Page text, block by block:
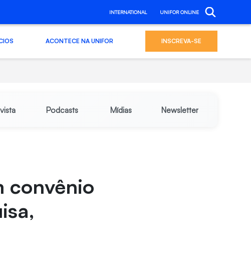
INTERNATIONAL UNIFOR ONLINE
ACONTECE NA UNIFOR INSCREVA-SE
Podcasts Mídias Newsletter
convênio